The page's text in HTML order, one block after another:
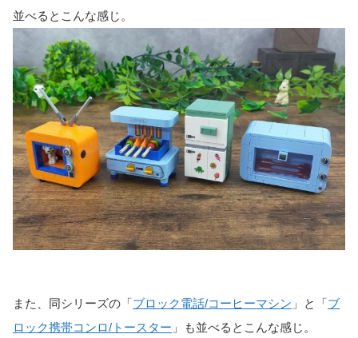
並べるとこんな感じ。
また、同シリーズの「ブロック電話/コーヒーマシン 」と「ブ
ロック携帯コンロ/トースター 」も並べるとこんな感じ。